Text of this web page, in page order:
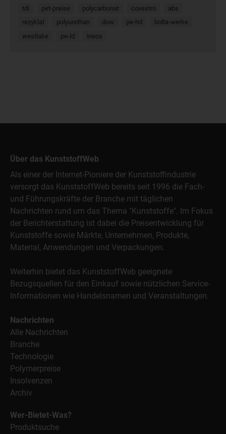
tdi
pet-preise polycarbonat covestro
abs
rezyklat
polyurethan dow pe-hd
bolta-werke
westlake
pe-ld ineos
Über das KunststoffWeb
Als einer der Internet-Pioniere der Kunststoffindustrie
versorgt das KunststoffWeb bereits seit 1996 die Fach-
und Führungskräfte der Branche mit täglichen
Nachrichten rund um das Thema "Kunststoffe". Im Fokus
der Berichterstattung ist dabei die Preisentwicklung für
Kunststoffe sowie Märkte, Unternehmen, Produkte,
Material, Anwendungen und Verpackungen.
Weiterhin bietet das KunststoffWeb geeignete
Bezugsquellen für den Einkauf sowie nützlichen Service-
Informationen wie Handelsnamen und Veranstaltungen.
Nachrichten
Alle Nachrichten
Branche
Technologie
Polymerpreise
Insolvenzen
Archiv
Wer-Bietet-Was?
Produktsuche